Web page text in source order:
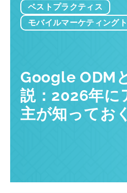
ベストプラクティス
モバイルマーケティング
Google ODM
説：2026年に
主が知ってお